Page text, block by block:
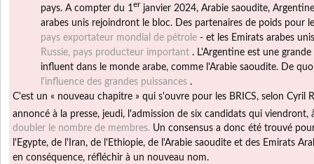
pays. A compter du 1 er janvier 2024, Arabie saoudite,
arabes unis rejoindront le bloc. Des partenaires de poids pour
pays exportateur mondial de pétrole - et les Emirats arabes
Russie, pays producteur important . L'Argentine est une
influent dans le monde arabe, comme l'Arabie saoudite. De
l'influence des grandes puissances .
C'est un « nouveau chapitre » qui s'ouvre pour les BRICS, selon Cyril
annoncé à la presse, jeudi, l'admission de six candidats qui viendront,
doubler le nombre de membres. Un consensus a donc été trouvé
l'Egypte, de l'Iran, de l'Ethiopie, de l'Arabie saoudite et des Emirats
en conséquence, réfléchir à un nouveau nom.